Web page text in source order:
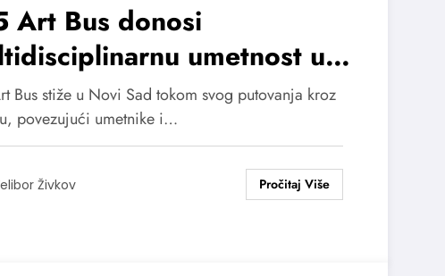
Art Bus donosi
umetnost u
Sad
Bus stiže u Novi Sad tokom svog putovanja kroz
povezujući umetnike i…
Živkov